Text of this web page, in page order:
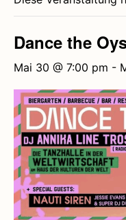
Dance the
Mai 30 @ 7:00 pm -